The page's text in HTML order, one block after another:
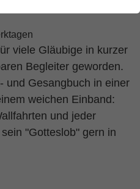
viele Gläubige in kurzer
Begleiter geworden.
und Gesangbuch in einer
weichen Einband:
und jeder
"Gotteslob" gern in